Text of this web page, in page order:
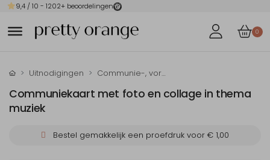
9,4 / 10 - 1202+ beoordelingen
0
Uitnodigingen Communie-, vormsel- en doop-uitnodigingen
Communiekaart met foto en collage in thema
muziek
Bestel gemakkelijk een proefdruk voor € 1,00